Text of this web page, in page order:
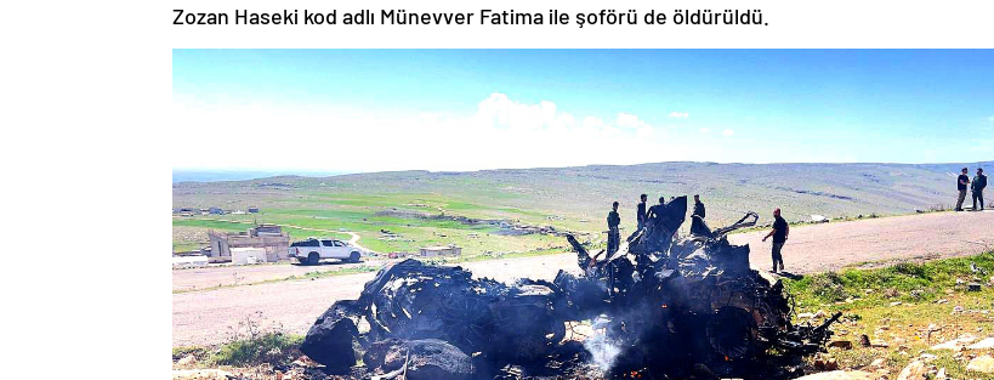
Zozan Haseki kod adlı Münevver Fatima ile şoförü de öldürüldü.